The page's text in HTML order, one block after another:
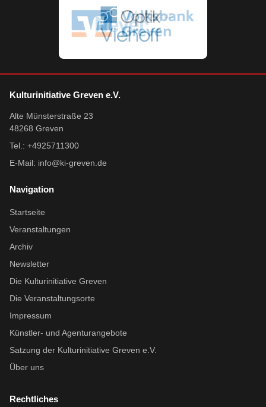
Kulturinitiative Greven e.V.
Alte Münsterstraße 23
48268 Greven
Tel.: +4925711300
E-Mail: info@ki-greven.de
Navigation
Startseite
Veranstaltungen
Archiv
Newsletter
Die Kulturinitiative Greven
Die Veranstaltungsorte
Impressum
Künstler- und Agenturangebote
Satzung der Kulturinitiative Greven e.V.
Über uns
Rechtliches